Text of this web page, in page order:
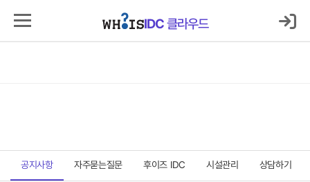
IDC클라우드
서버호스팅코로케이션클라우드보안매니지먼트고객지원센터
로그인 마이IDC
IDC클라우드
공지사항 자주묻는질문 후이즈 IDC 시설관리 상담하기